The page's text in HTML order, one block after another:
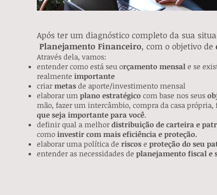
Após ter um diagnóstico completo da sua
Planejamento Financeiro, com o objetivo de
Através dela, vamos:
entender como está seu orçamento mensal e se
realmente importante
criar metas de aporte/investimento mensal
elaborar um plano estratégico com base nos seus
mão, fazer um intercâmbio, compra da casa
que seja importante para você.
definir qual a melhor distribuição de carteira e
como investir com mais eficiência e proteção.
elaborar uma política de riscos e proteção do seu
entender as necessidades de planejamento fiscal e